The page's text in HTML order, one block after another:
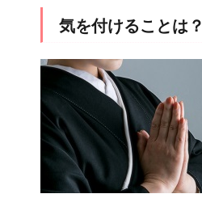
気を付けることは？